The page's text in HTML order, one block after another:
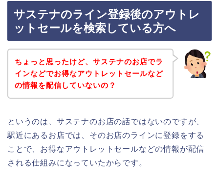
サステナのライン登録後のアウトレ
ットセールを検索している方へ
ちょっと思ったけど、サステナのお店でラ
インなどでお得なアウトレットセールなど
の情報を配信していないの？
というのは、サステナのお店の話ではないのですが、
駅近にあるお店では、そのお店のラインに登録をする
ことで、お得なアウトレットセールなどの情報が配信
される仕組みになっていたからです。